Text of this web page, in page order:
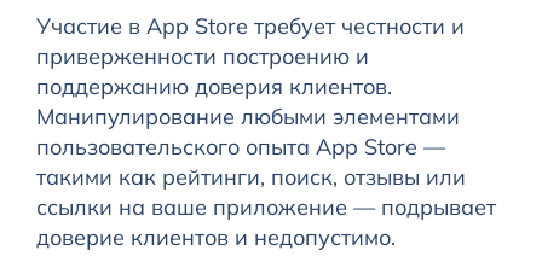
Участие в App Store требует честности и
приверженности построению и
поддержанию доверия клиентов.
Манипулирование любыми элементами
пользовательского опыта App Store —
такими как рейтинги, поиск, отзывы или
ссылки на ваше приложение — подрывает
доверие клиентов и недопустимо.